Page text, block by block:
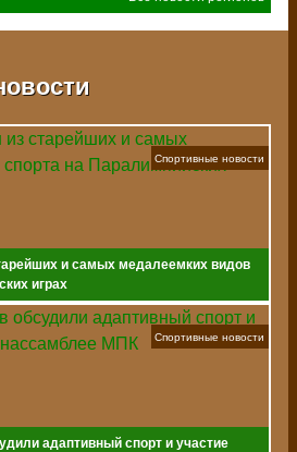
и самых медалеемких видов
играх
Спортивные новости
адаптивный спорт и участие
Спортивные новости